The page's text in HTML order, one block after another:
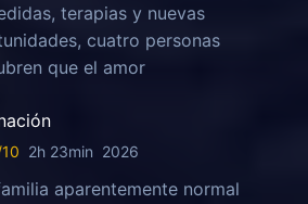
terapias y nuevas
cuatro personas
que el amor
2h 23min 2026
aparentemente normal